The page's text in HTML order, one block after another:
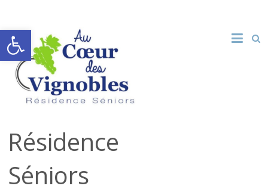
Ouvrir la barre d’outils
Résidence
Séniors